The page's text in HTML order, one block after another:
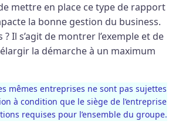
mettre en place ce type de rapport
la bonne gestion du business.
Il s’agit de montrer l’exemple et de
la démarche à un maximum
mêmes entreprises ne sont pas sujettes
à condition que le siège de l’entreprise
requises pour l’ensemble du groupe.